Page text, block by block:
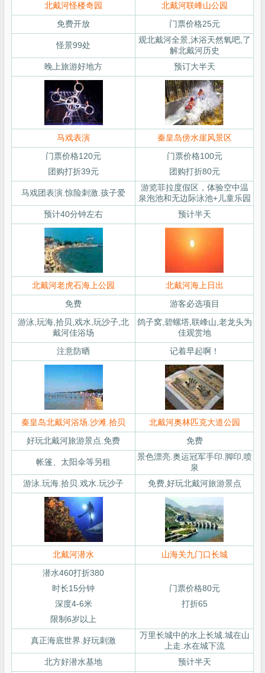
北戴河怪楼奇园
北戴河联峰山公园
免费开放
门票价格25元
怪景99处
观北戴河全景,沐浴天然氧吧,了
解北戴河历史
晚上旅游好地方
预订大半天
马戏表演
秦皇岛傍水崖风景区
门票价格120元
团购打折39元
门票价格100元
团购打折80元
马戏团表演.惊险刺激.孩子爱
游览菲拉度假区，体验空中温
泉泡池和无边际泳池+儿童乐园
预计40分钟左右
预计半天
北戴河老虎石海上公园
北戴河海上日出
免费
游客必选项目
游泳,玩海,拾贝,戏水,玩沙子,北
戴河佳浴场
鸽子窝,碧螺塔,联峰山,老龙头为
佳观赏地
注意防晒
记着早起啊！
秦皇岛北戴河浴场.沙滩.拾贝
北戴河奥林匹克大道公园
好玩北戴河旅游景点.免费
免费
帐篷、太阳伞等另租
景色漂亮.奥运冠军手印.脚印,喷
泉
游泳.玩海.拾贝.戏水.玩沙子
免费,好玩北戴河旅游景点
北戴河潜水
山海关九门口长城
潜水460打折380
时长15分钟
深度4-6米
限制6岁以上
门票价格80元
打折65
真正海底世界.好玩刺激
万里长城中的水上长城.城在山
上走.水在城下流
北方好潜水基地
预计半天